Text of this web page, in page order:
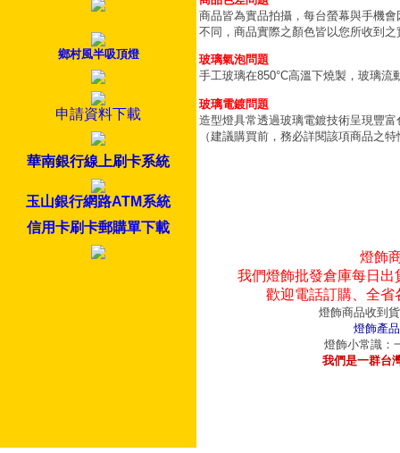
鄉村風半吸頂燈
申請資料下載
華南銀行線上刷卡系統
玉山銀行網路ATM系統
信用卡刷卡郵購單下載
商品皆為實品拍攝，每台螢幕與手機
不同，商品實際之顏色皆以您所收到之
玻璃氣泡問題
手工玻璃在850°C高溫下燒製，玻璃
玻璃電鍍問題
造型燈具常透過玻璃電鍍技術呈現豐
（建議購買前，務必詳閱該項商品之
燈飾
我們燈飾批發倉庫每日
歡迎電話訂購、全
燈飾商品收到
燈飾產
燈飾小常識：
我們是一群台